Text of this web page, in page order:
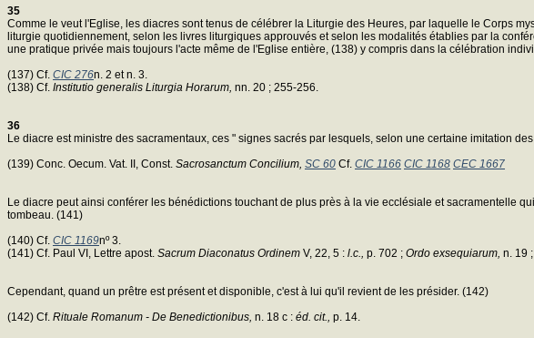
35
Comme le veut l'Eglise, les diacres sont tenus de célébrer la Liturgie des Heures, par laquelle le Corps
liturgie quotidiennement, selon les livres liturgiques approuvés et selon les modalités établies par la
une pratique privée mais toujours l'acte même de l'Eglise entière, (138) y compris dans la célébration
(137) Cf. CIC 276n. 2 et n. 3.
(138) Cf. Institutio generalis Liturgia Horarum, nn. 20 ; 255-256.
36
Le diacre est ministre des sacramentaux, ces " signes sacrés par lesquels, selon une certaine imitation
(139) Conc. Oecum. Vat. II, Const. Sacrosanctum Concilium, SC 60 Cf. CIC 1166 CIC 1168 CEC 1667
Le diacre peut ainsi conférer les bénédictions touchant de plus près à la vie ecclésiale et sacramentelle
tombeau. (141)
(140) Cf. CIC 1169nº 3.
(141) Cf. Paul VI, Lettre apost. Sacrum Diaconatus Ordinem V, 22, 5 : l.c., p. 702 ; Ordo exsequiarum, n. 19
Cependant, quand un prêtre est présent et disponible, c'est à lui qu'il revient de les présider. (142)
(142) Cf. Rituale Romanum - De Benedictionibus, n. 18 c : éd. cit., p. 14.